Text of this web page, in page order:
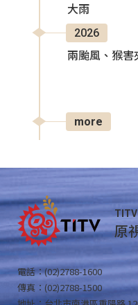
大雨
2026
兩颱風、猴害
more
TITV
原
電話：(02)2788-1600
傳真：(02)2788-1500